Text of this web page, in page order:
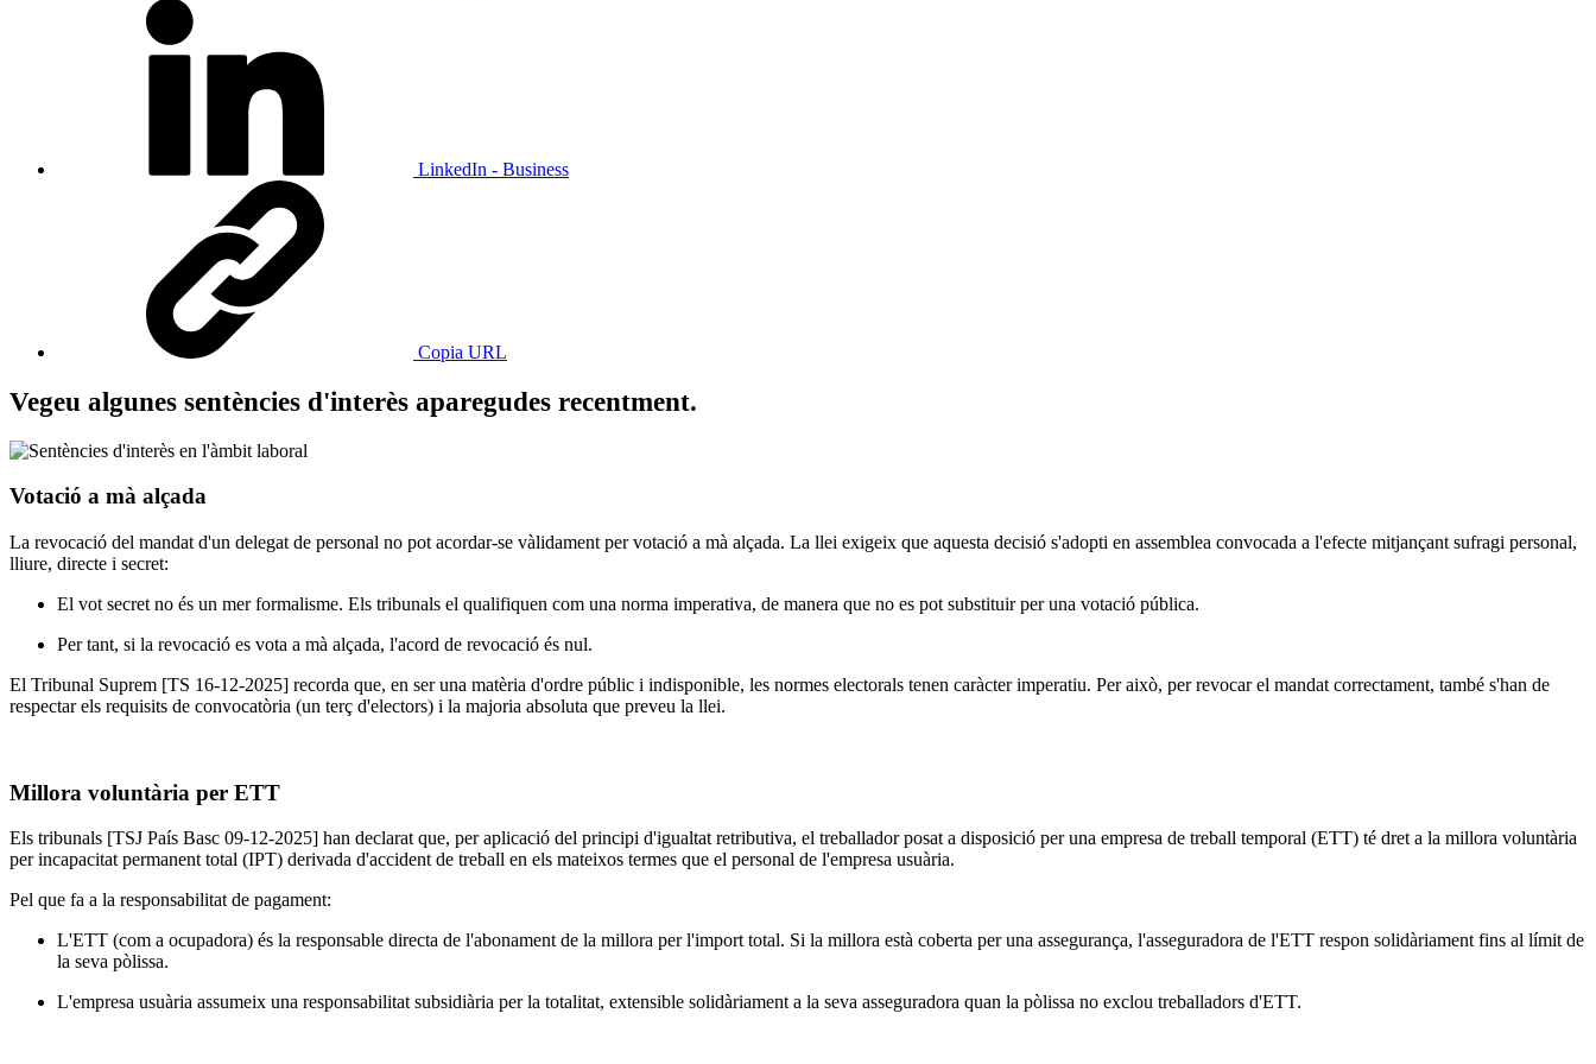
LinkedIn - Business
Copia URL
Vegeu algunes sentències d'interès aparegudes recentment.
Votació a mà alçada
La revocació del mandat d'un delegat de personal no pot acordar-se vàlidament per votació a mà alçada. La llei exigeix que aquesta decisió s'adopti en assemblea convocada a l'efecte mitjançant sufragi personal,
lliure, directe i secret:
El vot secret no és un mer formalisme. Els tribunals el qualifiquen com una norma imperativa, de manera que no es pot substituir per una votació pública.
Per tant, si la revocació es vota a mà alçada, l'acord de revocació és nul.
El Tribunal Suprem [TS 16-12-2025] recorda que, en ser una matèria d'ordre públic i indisponible, les normes electorals tenen caràcter imperatiu. Per això, per revocar el mandat correctament, també s'han de
respectar els requisits de convocatòria (un terç d'electors) i la majoria absoluta que preveu la llei.
Millora voluntària per ETT
Els tribunals [TSJ País Basc 09-12-2025] han declarat que, per aplicació del principi d'igualtat retributiva, el treballador posat a disposició per una empresa de treball temporal (ETT) té dret a la millora voluntària
per incapacitat permanent total (IPT) derivada d'accident de treball en els mateixos termes que el personal de l'empresa usuària.
Pel que fa a la responsabilitat de pagament:
L'ETT (com a ocupadora) és la responsable directa de l'abonament de la millora per l'import total. Si la millora està coberta per una assegurança, l'asseguradora de l'ETT respon solidàriament fins al límit de
la seva pòlissa.
L'empresa usuària assumeix una responsabilitat subsidiària per la totalitat, extensible solidàriament a la seva asseguradora quan la pòlissa no exclou treballadors d'ETT.